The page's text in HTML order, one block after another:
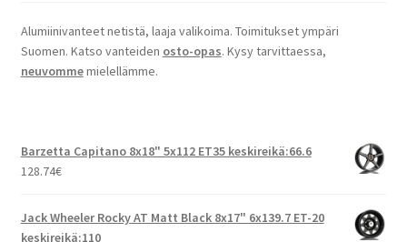
Alumiinivanteet netistä, laaja valikoima. Toimitukset ympäri
Suomen. Katso vanteiden osto-opas. Kysy tarvittaessa,
neuvommemielellämme.
Barzetta Capitano 8x18" 5x112 ET35 keskireikä:66.6
128.74€
Jack Wheeler Rocky AT Matt Black 8x17" 6x139.7 ET-20
keskireikä:110